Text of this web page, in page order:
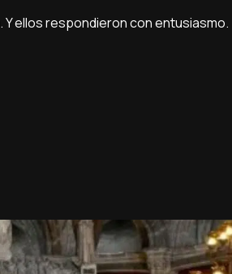
ellos respondieron con entusiasmo.